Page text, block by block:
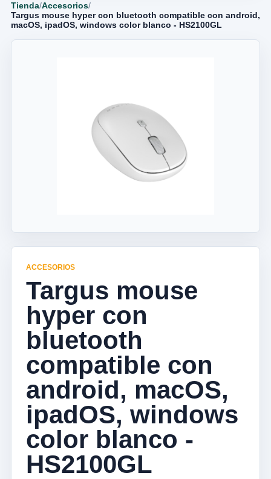
Tienda/Accesorios/
Targus mouse hyper con bluetooth compatible con android,
macOS, ipadOS, windows color blanco - HS2100GL
ACCESORIOS
Targus mouse
hyper con
bluetooth
compatible con
android, macOS,
ipadOS, windows
color blanco -
HS2100GL